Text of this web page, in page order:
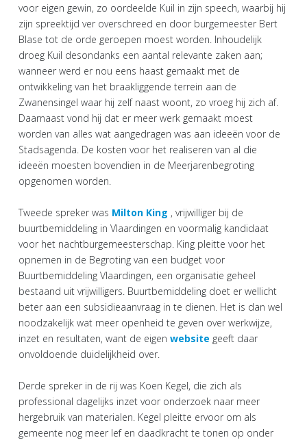
voor eigen gewin, zo oordeelde Kuil in zijn speech, waarbij hij
zijn spreektijd ver overschreed en door burgemeester Bert
Blase tot de orde geroepen moest worden. Inhoudelijk
droeg Kuil desondanks een aantal relevante zaken aan;
wanneer werd er nou eens haast gemaakt met de
ontwikkeling van het braakliggende terrein aan de
Zwanensingel waar hij zelf naast woont, zo vroeg hij zich af.
Daarnaast vond hij dat er meer werk gemaakt moest
worden van alles wat aangedragen was aan ideeën voor de
Stadsagenda. De kosten voor het realiseren van al die
ideeën moesten bovendien in de Meerjarenbegroting
opgenomen worden.
Tweede spreker was Milton King , vrijwilliger bij de
buurtbemiddeling in Vlaardingen en voormalig kandidaat
voor het nachtburgemeesterschap. King pleitte voor het
opnemen in de Begroting van een budget voor
Buurtbemiddeling Vlaardingen, een organisatie geheel
bestaand uit vrijwilligers. Buurtbemiddeling doet er wellicht
beter aan een subsidieaanvraag in te dienen. Het is dan wel
noodzakelijk wat meer openheid te geven over werkwijze,
inzet en resultaten, want de eigen website geeft daar
onvoldoende duidelijkheid over.
Derde spreker in de rij was Koen Kegel, die zich als
professional dagelijks inzet voor onderzoek naar meer
hergebruik van materialen. Kegel pleitte ervoor om als
gemeente nog meer lef en daadkracht te tonen op onder